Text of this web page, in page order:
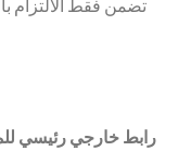
تضمن فقط الالتزام
رابط خارجي رئيسي